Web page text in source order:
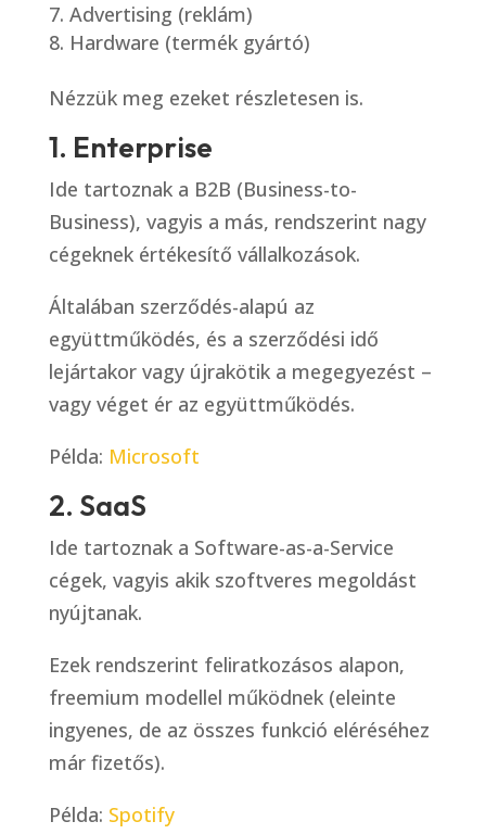
Advertising (reklám)
Hardware (termék gyártó)
Nézzük meg ezeket részletesen is.
1. Enterprise
Ide tartoznak a B2B (Business-to-
Business), vagyis a más, rendszerint nagy
cégeknek értékesítő vállalkozások.
Általában szerződés-alapú az
együttműködés, és a szerződési idő
lejártakor vagy újrakötik a megegyezést –
vagy véget ér az együttműködés.
Példa: Microsoft
2. SaaS
Ide tartoznak a Software-as-a-Service
cégek, vagyis akik szoftveres megoldást
nyújtanak.
Ezek rendszerint feliratkozásos alapon,
freemium modellel működnek (eleinte
ingyenes, de az összes funkció eléréséhez
már fizetős).
Példa: Spotify